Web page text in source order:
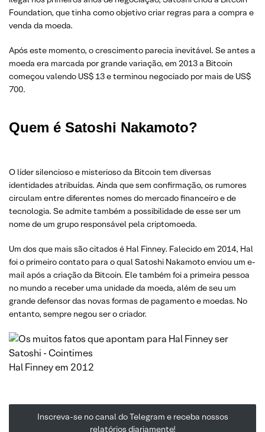
Foundation, que tinha como objetivo criar regras para a compra e
venda da moeda.
Após este momento, o crescimento parecia inevitável. Se antes a
moeda era marcada por grande variação, em 2013 a Bitcoin
começou valendo US$ 13 e terminou negociado por mais de US$
700.
Quem é Satoshi Nakamoto?
O líder silencioso e misterioso da Bitcoin tem diversas
identidades atribuídas. Ainda que sem confirmação, os rumores
circulam entre diferentes nomes do mercado financeiro e de
tecnologia. Se admite também a possibilidade de esse ser um
nome de um grupo responsável pela criptomoeda.
Um dos que mais são citados é Hal Finney. Falecido em 2014, Hal
foi o primeiro contato para o qual Satoshi Nakamoto enviou um e-
mail após a criação da Bitcoin. Ele também foi a primeira pessoa
no mundo a receber uma unidade da moeda, além de seu um
grande defensor das novas formas de pagamento e moedas. No
entanto, sempre negou ser o criador.
Hal Finney em 2012
Inscreva-se no canal do Telegram e receba nossos
relatórios diariamente!